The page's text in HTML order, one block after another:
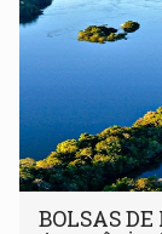
BOLSAS